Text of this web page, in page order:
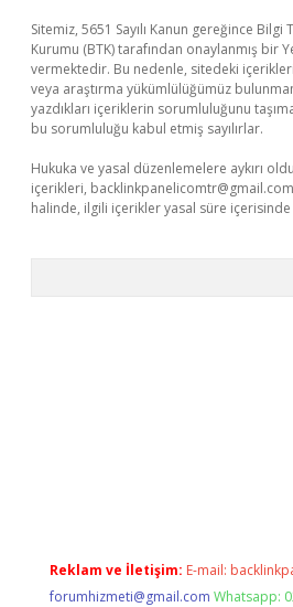
Sitemiz, 5651 Sayılı Kanun gereğince
Kurumu (BTK) tarafından onaylanmış bir
vermektedir. Bu nedenle, sitedeki
veya araştırma yükümlülüğümüz
yazdıkları içeriklerin sorumluluğunu
bu sorumluluğu kabul etmiş sayılırlar.
Hukuka ve yasal düzenlemelere aykırı
içerikleri, backlinkpanelicomtr@gmail.com
halinde, ilgili içerikler yasal süre içerisinde
Reklam ve İletişim: E-mail:
forumhizmeti@gmail.com Whatsapp: